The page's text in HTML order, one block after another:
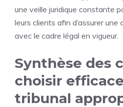
une veille juridique constante
leurs clients afin d’assurer
avec le cadre légal en vigueur.
Synthèse des
choisir
tribunal